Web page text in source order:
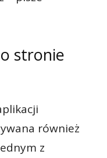
stronie
również
z